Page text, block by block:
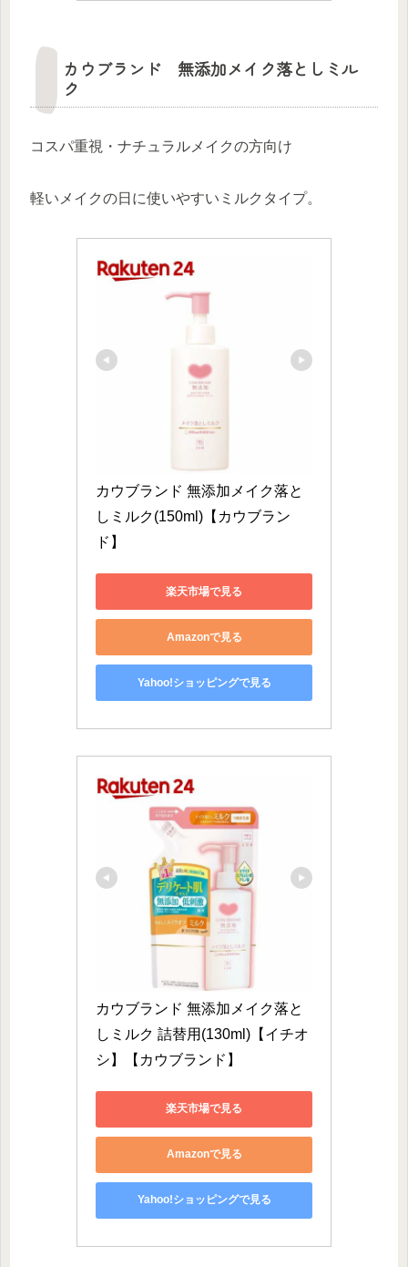
カウブランド 無添加メイク落としミル
ク
コスパ重視・ナチュラルメイクの方向け
軽いメイクの日に使いやすいミルクタイプ。
カウブランド 無添加メイク落と
しミルク(150ml)【カウブラン
ド】
楽天市場で見る
Amazonで見る
Yahoo!ショッピングで見る
カウブランド 無添加メイク落と
しミルク 詰替用(130ml)【イチオ
シ】【カウブランド】
楽天市場で見る
Amazonで見る
Yahoo!ショッピングで見る